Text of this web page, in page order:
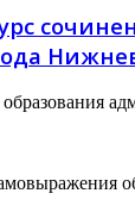
образования